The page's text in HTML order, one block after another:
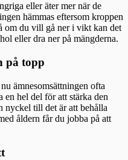
eller äter mer när de
hämmas eftersom kroppen
om du vill gå ner i vikt kan det
eller dra ner på mängderna.
på topp
ämnesomsättningen ofta
hel del för att stärka den
nyckel till det är att behålla
åldern får du jobba på att